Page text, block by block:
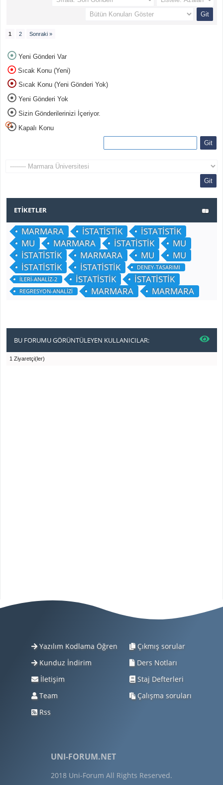
1 2 Sonraki »
Yeni Gönderi Var
Sıcak Konu (Yeni)
Sıcak Konu (Yeni Gönderi Yok)
Yeni Gönderi Yok
Sizin Gönderilerinizi İçeriyor.
Kapalı Konu
ETIKETLER
MARMARA İSTATİSTİK
İSTATİSTİK
MU
MARMARA İSTATİSTİK
MU
İSTATİSTİK
MARMARA MU
MU
İSTATİSTİK
İSTATİSTİK
DENEY-TASARIMI
İLERİ-ANALİZ-2
İSTATİSTİK İSTATİSTİK
REGRESYON-ANALİZİ MARMARA MARMARA
BU FORUMU GÖRÜNTÜLEYEN KULLANICILAR:
1 Ziyaretçi(ler)
Yazılım Kodlama Öğren
Kunduz İndirim
İletişim
Team
Rss
Çıkmış sorular
Ders Notları
Staj Defterleri
Çalışma soruları
UNI-FORUM.NET
2018 Uni-Forum All Rights Reserved.